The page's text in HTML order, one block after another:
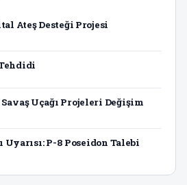
Ateş Desteği Projesi
Uçağı Projeleri Değişim
Uyarısı: P-8 Poseidon Talebi